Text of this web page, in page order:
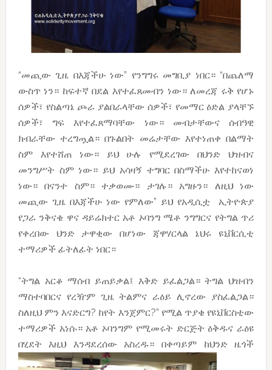
“መጪው ጊዜ በእጃችሁ ነው” የንግግሩ መግቢያ ነበር። “በጨለማ
ውስጥ ነን። ከፍተኛ በደል እየተፈጸመብን ነው። ለመረጃ ሩቅ የሆኑ
ሰዎች፣ የስልጣኔ ጮራ ያልበራላቸው ሰዎች፣ የመማር ዕድል ያላቸኙ
ሰዎች፣ ግፍ እየተፈጸማባቸው ነው። መብታቸውና ሰብዓዊ
ክብራቸው ተረግጧል። በጉልበት መሬታቸው እየተነጠቀ በልማት
ስም እየተሸጠ ነው። ይህ ሁሉ የሚደረገው በህንድ ህዝብና
መንግሥት ስም ነው። ይህ አሳዛኝ ተግባር በስማችሁ እየተከናወነ
ነው። በናንተ ስም። ተቃወሙ። ታገሉ። አግዙን። ለዚህ ነው
መጪው ጊዜ በእጃችሁ ነው የምለው” ይህ የአዲሲቷ ኢትዮጵያ
የጋራ ንቅናቄ ዋና ዳይሬክተር አቶ ኦባንግ ሜቶ ንግግርና የትግል ጥሪ
የቀረበው ህንድ ታዋቂው በሆነው ጃዋሃርላል ኔህሩ ዩኒቨርሲቲ
ተማሪዎች ፊትለፊት ነበር።
“ትግል አርቆ ማሰብ ይጠይቃል፤ እቅድ ይፈልጋል። ትግል ህዝብን
ማስተባበርና የረዥም ጊዜ ትልምና ራዕይ ሊኖረው ያስፈልጋል።
ስለዚህ ምን እናድርግ? ከየት እንጀምር?” የሚል ጥያቄ የዩኒቨርስቲው
ተማሪዎች አነሱ። አቶ ኦባንግም የሚመሩት ድርጅት ዕቅዱና ራዕዩ
በሂደትእዚህ እንዳደረሰው አስረዱ። በቀጣይም ከህንድ ዜጎች